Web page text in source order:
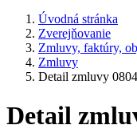
Úvodná stránka
Zverejňovanie
Zmluvy, faktúry,
Zmluvy
Detail zmluvy
Detail